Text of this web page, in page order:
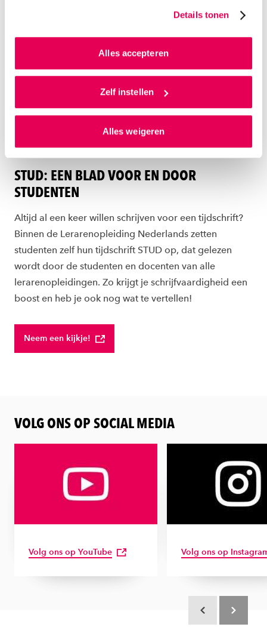
website en communicatie aan op jouw voorkeuren. Ook
van jouw internetgedrag.
Als je op ‘Alles accepteren’ klikt dan geef je ons
toestemming om cookies voor social media en
gepersonaliseerde advertenties te plaatsen. Lees
cookiestatement. Via ‘Zelf instellen’ kun je ook zelf
instellen welke cookies we plaatsen. Je kunt je
onscookiestatement.
Details tonen
Alles accepteren
Zelf instellen
Alles weigeren
EXTRAATJE VOOR JOU ALS STUDENT
STUD: EEN BLAD VOOR EN DOOR
STUDENTEN
Altijd al een keer willen schrijven voor een tijdschrift?
Binnen de Lerarenopleiding Nederlands zetten
studenten zelf hun tijdschrift STUD op, dat gelezen
wordt door de studenten en docenten van alle
lerarenopleidingen. Zo krijgt je schrijfvaardigheid een
boost en heb je ook nog wat te vertellen!
Neem een kijkje!
VOLG ONS OP SOCIAL MEDIA
Volg ons op YouTube Volg ons op